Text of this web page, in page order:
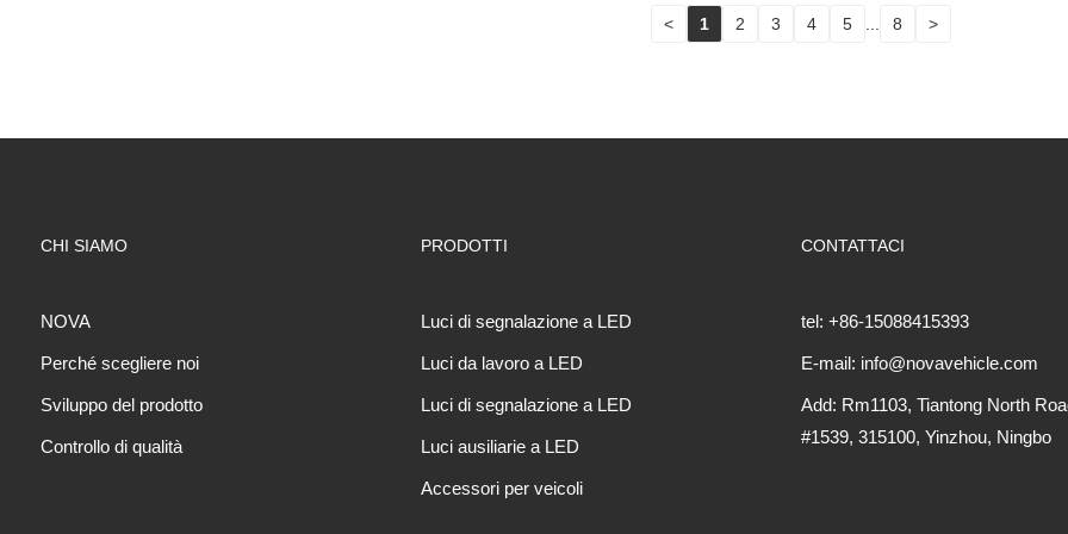
< 1 2 3 4 5 8 >
CHI SIAMO
NOVA
Perché scegliere noi
Sviluppo del prodotto
Controllo di qualità
PRODOTTI
Luci di segnalazione a LED
Luci da lavoro a LED
Luci di segnalazione a LED
Luci ausiliarie a LED
Accessori per veicoli
CONTATTACI
tel: +86-15088415393
E-mail: info@novavehicle.com
Add: Rm1103, Tiantong North
#1539, 315100, Yinzhou, Ningbo